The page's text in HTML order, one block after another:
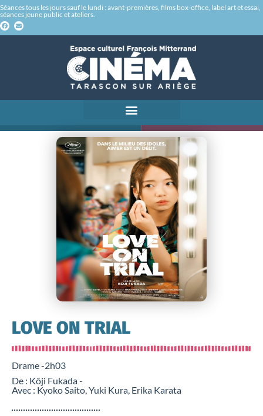
Séances tous les jours sauf le lundi : avant-premières, films box-office, label art et essai,
séances jeune public et ateliers.
LOVE ON TRIAL
Drame -2h03
De : Kôji Fukada -
Avec : Kyoko Saito, Yuki Kura, Erika Karata